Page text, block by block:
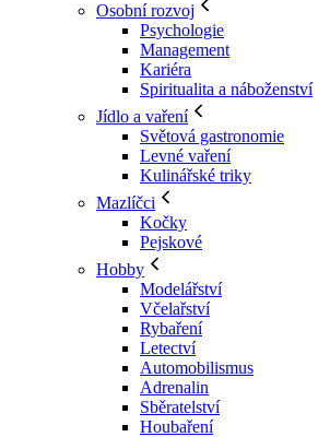
Osobní rozvoj
Psychologie
Management
Kariéra
Spiritualita a náboženství
Jídlo a vaření
Světová gastronomie
Levné vaření
Kulinářské triky
Mazlíčci
Kočky
Pejskové
Hobby
Modelářství
Včelařství
Rybaření
Letectví
Automobilismus
Adrenalin
Sběratelství
Houbaření